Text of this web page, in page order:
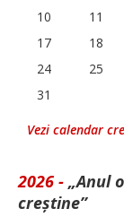
10
11
17
18
24
25
31
Vezi calendar
2026 - „Anul
creștine”